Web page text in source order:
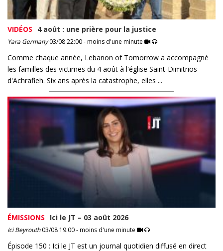
VIDÉOS 4 août : une prière pour la justice
Yara Germany03/08 22:00 - moins d'une minute
Comme chaque année, Lebanon of Tomorrow a accompagné
les familles des victimes du 4 août à l'église Saint-Dimitrios
d'Achrafieh. Six ans après la catastrophe, elles ...
ÉMISSIONS Ici le JT – 03 août 2026
Ici Beyrouth03/08 19:00 - moins d'une minute
Épisode 150 : Ici le JT est un journal quotidien diffusé en direct